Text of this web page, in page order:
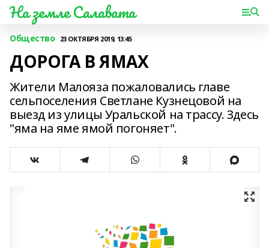
На земле Салавата
Общество 23 ОКТЯБРЯ 2019, 13:45
ДОРОГА В ЯМАХ
Жители Малояза пожаловались главе
сельпоселения Светлане Кузнецовой на
выезд из улицы Уральской на трассу. Здесь
"яма на яме ямой погоняет".